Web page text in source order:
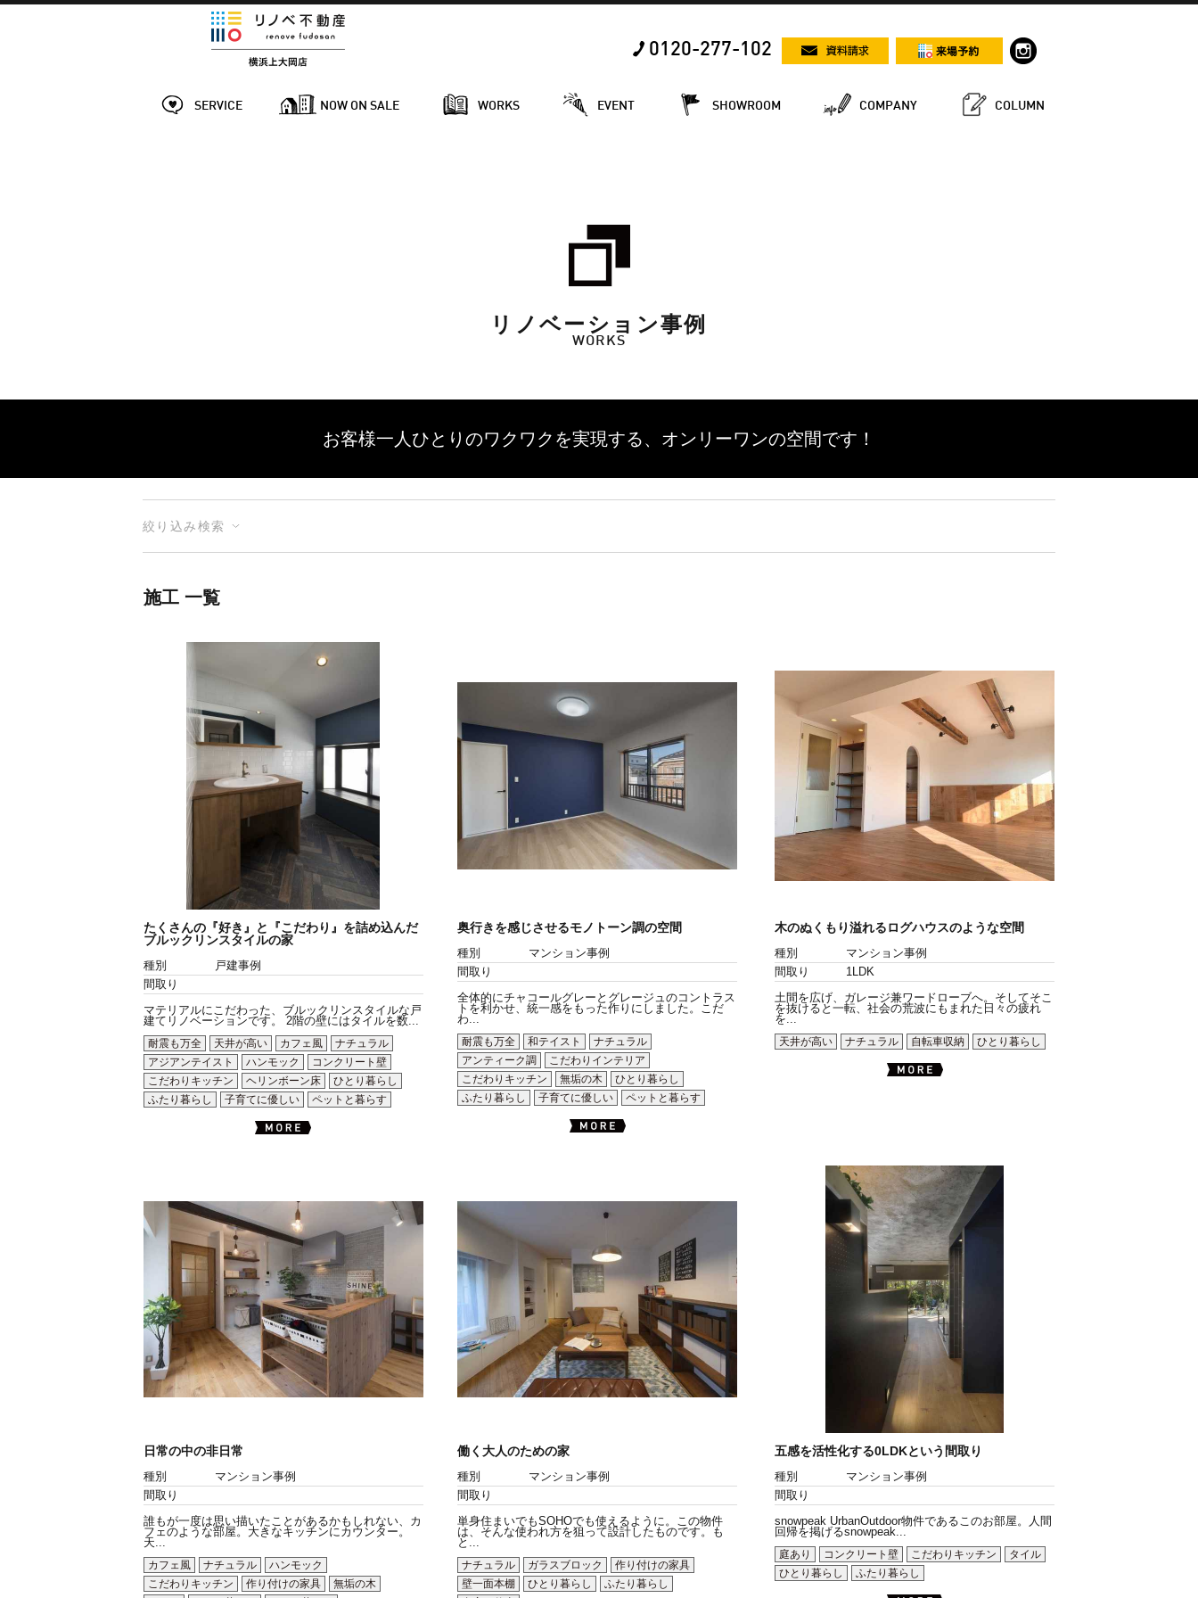
0120-277-102
SERVICE NOW ON SALE WORKS EVENT SHOWROOM COMPANY COLUMN
リノベーション事例
WORKS
お客様一人ひとりのワクワクを実現する、 オンリーワンの空間です！
絞り込み検索
施工 一覧
たくさんの『好き』と『こだわり』を詰め込んだ
ブルックリンスタイルの家
種別
戸建事例
間取り
マテリアルにこだわった、ブルックリンスタイルな戸
建てリノベーションです。 2階の壁にはタイルを数...
耐震も万全
天井が高い カフェ風
ナチュラル
アジアンテイスト
ハンモック
コンクリート壁
こだわりキッチン
ヘリンボーン床
ひとり暮らし
ふたり暮らし
子育てに優しい ペットと暮らす
奥行きを感じさせるモノトーン調の空間
種別
マンション事例
間取り
全体的にチャコールグレーとグレージュのコントラス
トを利かせ、統一感をもった作りにしました。こだ
わ...
耐震も万全
和テイスト
ナチュラル
アンティーク調
こだわりインテリア
こだわりキッチン
無垢の木
ひとり暮らし
ふたり暮らし
子育てに優しい ペットと暮らす
木のぬくもり溢れるログハウスのような空間
種別
マンション事例
間取り
1LDK
土間を広げ、ガレージ兼ワードローブへ。そしてそこ
を抜けると一転、社会の荒波にもまれた日々の疲れ
を...
天井が高い
ナチュラル 自転車収納 ひとり暮らし
日常の中の非日常
種別
マンション事例
間取り
誰もが一度は思い描いたことがあるかもしれない、カ
フェのような部屋。大きなキッチンにカウンター。
天...
カフェ風
ナチュラル
ハンモック
こだわりキッチン
作り付けの家具
無垢の木
働く大人のための家
種別
マンション事例
間取り
単身住まいでもSOHOでも使えるように。この物件
は、そんな使われ方を狙って設計したものです。も
と...
ナチュラル
ガラスブロック
作り付けの家具
壁一面本棚
ひとり暮らし
ふたり暮らし
五感を活性化する0LDKという間取り
種別
マンション事例
間取り
snowpeak UrbanOutdoor物件であるこのお部屋。人間
回帰を掲げるsnowpeak...
庭あり
コンクリート壁 こだわりキッチン
タイル
ひとり暮らし
ふたり暮らし